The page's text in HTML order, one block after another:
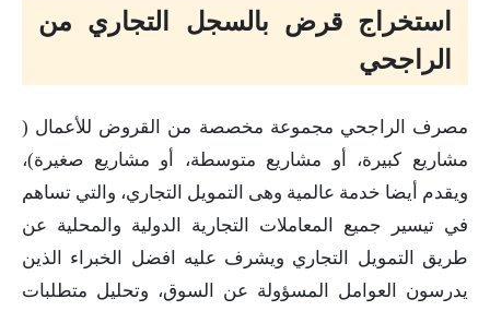
استخراج قرض بالسجل التجاري من
الراجحي
مصرف الراجحي مجموعة مخصصة من القروض للأعمال (
مشاريع كبيرة، أو مشاريع متوسطة، أو مشاريع صغيرة)،
ويقدم أيضا خدمة عالمية وهى التمويل التجاري، والتي تساهم
في تيسير جميع المعاملات التجارية الدولية والمحلية عن
طريق التمويل التجاري ويشرف عليه افضل الخبراء الذين
يدرسون العوامل المسؤولة عن السوق، وتحليل متطلبات